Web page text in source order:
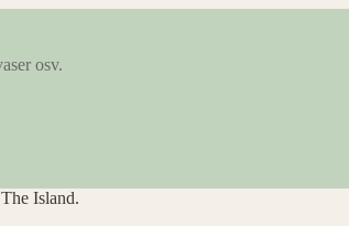
osv.
The Island.